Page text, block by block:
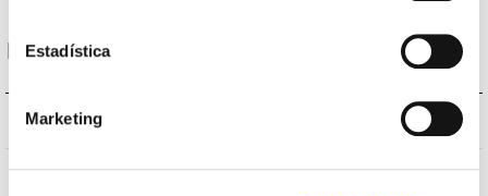
Estadística
Marketing
Desempenho
Fluxo (lm)